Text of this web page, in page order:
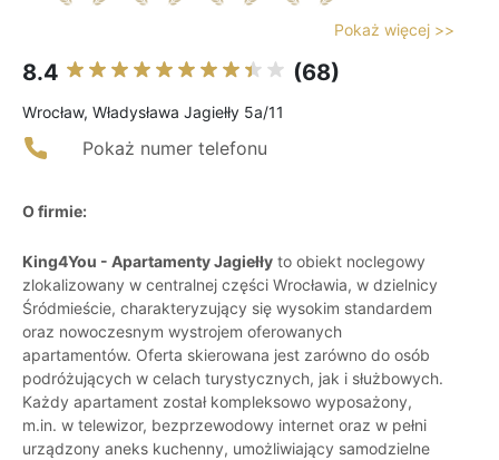
Pokaż więcej >>
8.4 (68)
Wrocław, Władysława Jagiełły 5a/11
Pokaż numer telefonu
O firmie:
King4You - Apartamenty Jagiełły to obiekt noclegowy
zlokalizowany w centralnej części Wrocławia, w dzielnicy
Śródmieście, charakteryzujący się wysokim standardem
oraz nowoczesnym wystrojem oferowanych
apartamentów. Oferta skierowana jest zarówno do osób
podróżujących w celach turystycznych, jak i służbowych.
Każdy apartament został kompleksowo wyposażony,
m.in. w telewizor, bezprzewodowy internet oraz w pełni
urządzony aneks kuchenny, umożliwiający samodzielne